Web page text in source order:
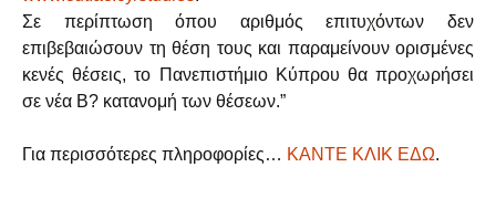
Σε περίπτωση όπου αριθμός επιτυχόντων δεν
επιβεβαιώσουν τη θέση τους και παραμείνουν ορισμένες
κενές θέσεις, το Πανεπιστήμιο Κύπρου θα προχωρήσει
σε νέα Β? κατανομή των θέσεων.”
Για περισσότερες πληροφορίες… ΚΑΝΤΕ ΚΛΙΚ ΕΔΩ.